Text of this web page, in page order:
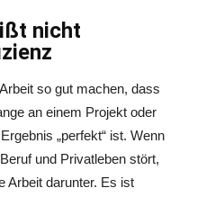
nicht
so gut machen, dass
an einem Projekt oder
„perfekt“ ist. Wenn
und Privatleben stört,
Arbeit darunter. Es ist